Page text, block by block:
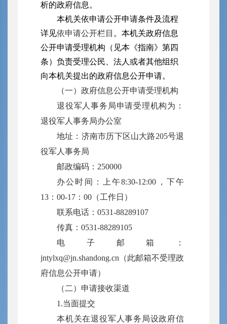
析的政府信息。
本机关依申请公开申请条件及流程
详见依申请公开栏目 。本机关政府信息
公开申请受理机构（见本《指南》第四
条）负责受理公民、法人或者其他组织
向本机关提出的政府信息公开申请。
（一）政府信息公开申请受理机构
退役军人事务局申请受理机构为：
退役军人事务局办公室
地址：济南市历下区山大路205号退
役军人事务局
邮政编码：250000
办公时间：上午8:30-12:00，下午
13：00-17：00（工作日）
联系电话：0531-88289107
传真：0531-88289105
电子邮箱：
jntylxq@jn.shandong.cn （此邮箱不受理政
府信息公开申请）
（二）申请接收渠道
1.当面提交
本机关在退役军人事务局设政府信